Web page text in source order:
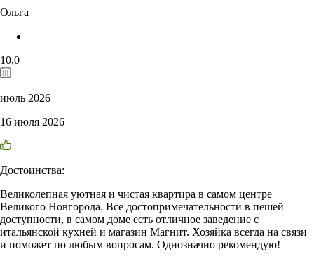
Ольга
10,0
июль 2026
16 июля 2026
Достоинства:
Великолепная уютная и чистая квартира в самом центре
Великого Новгорода. Все достопримечательности в пешей
доступности, в самом доме есть отличное заведение с
итальянской кухней и магазин Магнит. Хозяйка всегда на связи
и поможет по любым вопросам. Однозначно рекомендую!